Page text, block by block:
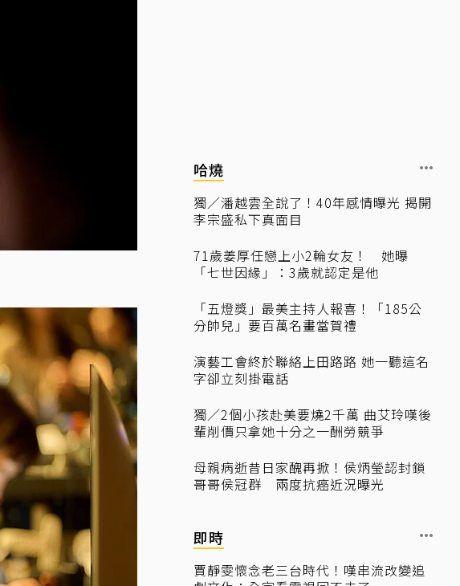
哈燒
獨／潘越雲全說了！40年感情曝光 揭開
李宗盛私下真面目
71歲姜厚任戀上小2輪女友！ 她曝
「七世因緣」：3歲就認定是他
「五燈獎」最美主持人報喜！「185公
分帥兒」要百萬名畫當賀禮
演藝工會終於聯絡上田路路 她一聽這名
字卻立刻掛電話
獨／2個小孩赴美要燒2千萬 曲艾玲嘆後
輩削價只拿她十分之一酬勞競爭
母親病逝昔日家醜再掀！侯炳瑩認封鎖
哥哥侯冠群 兩度抗癌近況曝光
即時
賈靜雯懷念老三台時代！嘆串流改變追